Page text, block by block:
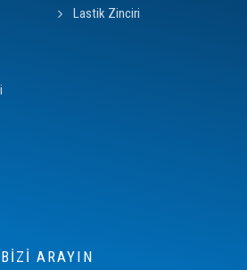
Lastik Zinciri
BİZİ ARAYIN